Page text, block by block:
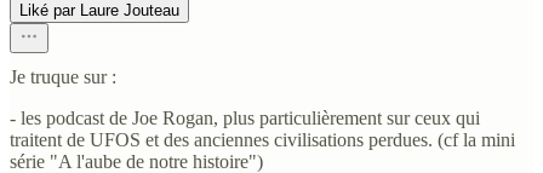
Liké par Laure Jouteau
Je truque sur :
- les podcast de Joe Rogan, plus particulièrement sur ceux qui
traitent de UFOS et des anciennes civilisations perdues. (cf la mini
série "A l'aube de notre histoire")